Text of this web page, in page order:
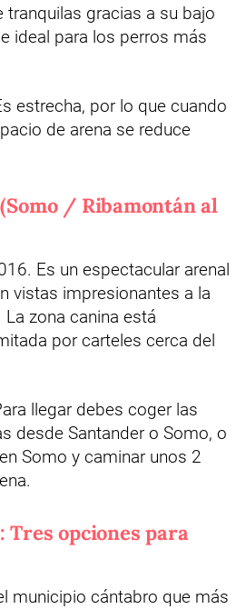
tranquilas gracias a su bajo
ideal para los perros más
estrecha, por lo que cuando
de arena se reduce
/ Ribamontán al
Es un espectacular arenal
vistas impresionantes a la
La zona canina está
por carteles cerca del
llegar debes coger las
desde Santander o Somo, o
Somo y caminar unos 2
Tres opciones para
municipio cántabro que más